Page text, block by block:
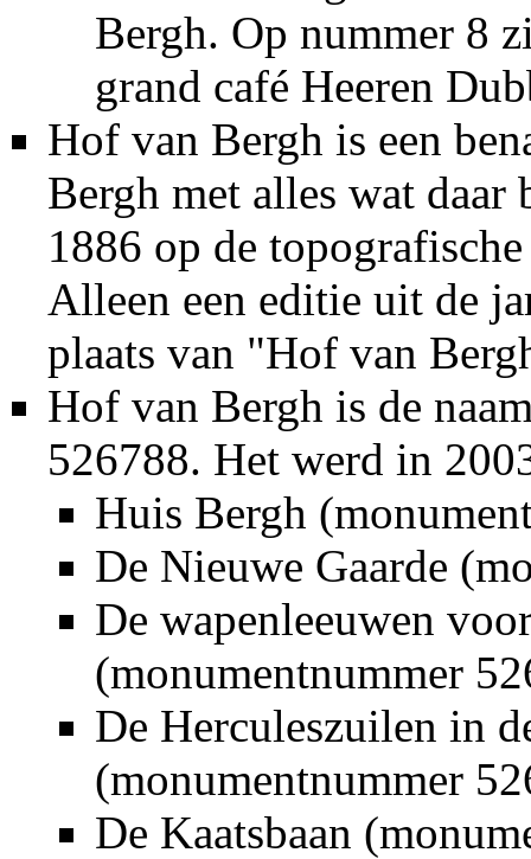
Bergh. Op nummer 8
grand café Heeren
Hof van Bergh is een
Bergh met alles wat
1886 op de
Alleen een editie uit de
plaats van "Hof van
Hof van Bergh is de
526788. Het werd in
Huis Bergh
De Nieuwe Gaarde
De wapenleeuwen
(monumentnummer
De Herculeszuilen in
(monumentnummer
De Kaatsbaan